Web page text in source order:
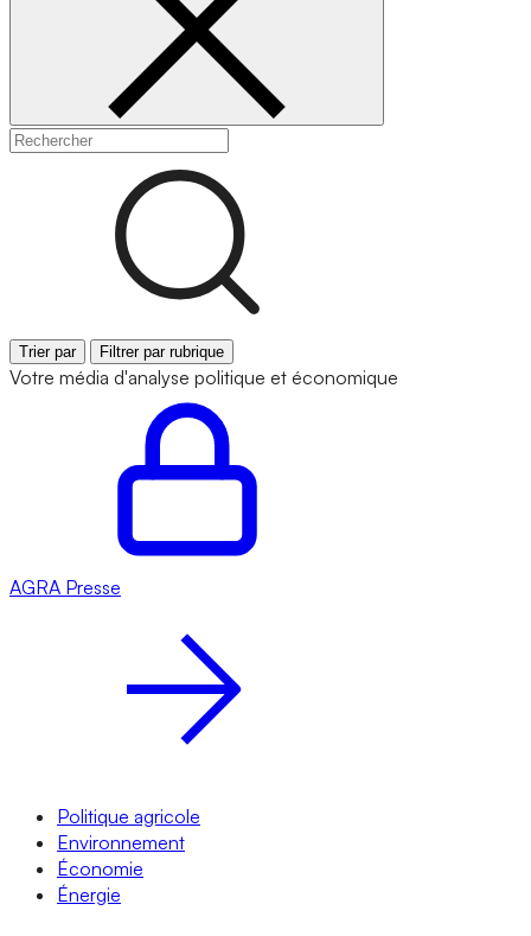
Trier par Filtrer par rubrique
Votre média d'analyse politique et économique
AGRA Presse
Politique agricole
Environnement
Économie
Énergie